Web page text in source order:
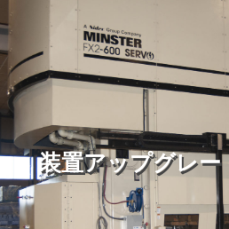
装置アップグレ